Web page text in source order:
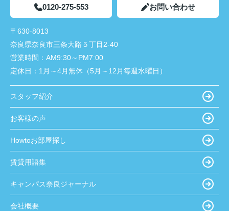
0120-275-553 お問い合わせ
〒630-8013
奈良県奈良市三条大路５丁目2-40
営業時間： AM9:30～PM7:00
定休日： 1月～4月無休（5月～12月毎週水曜日）
スタッフ紹介
お客様の声
Howtoお部屋探し
賃貸用語集
キャンパス奈良ジャーナル
会社概要